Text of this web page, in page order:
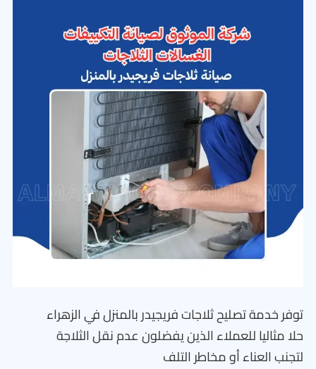
توفر خدمة تصليح ثلاجات فريجيدر بالمنزل في الزهراء
حلا مثاليا للعملاء الذين يفضلون عدم نقل الثلاجة
لتجنب العناء أو مخاطر التلف